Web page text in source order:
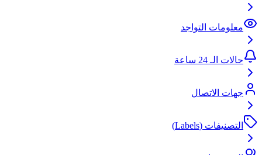
معلومات التواجد
حالات الـ 24 ساعة
جهات الاتصال
التصنيفات (Labels)